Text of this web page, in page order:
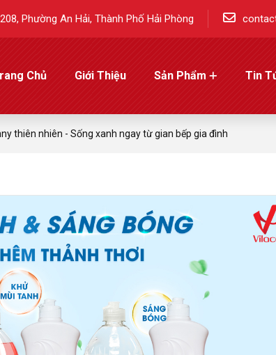
Phường An Hải, Thành Phố Hải Phòng
Chủ Giới Thiệu Sản Phẩm Tin
thiên nhiên - Sống xanh ngay từ gian bếp gia đình